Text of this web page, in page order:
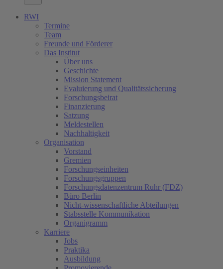
RWI
Termine
Team
Freunde und Förderer
Das Institut
Über uns
Geschichte
Mission Statement
Evaluierung und Qualitätssicherung
Forschungsbeirat
Finanzierung
Satzung
Meldestellen
Nachhaltigkeit
Organisation
Vorstand
Gremien
Forschungseinheiten
Forschungsgruppen
Forschungsdatenzentrum Ruhr (FDZ)
Büro Berlin
Nicht-wissenschaftliche Abteilungen
Stabsstelle Kommunikation
Organigramm
Karriere
Jobs
Praktika
Ausbildung